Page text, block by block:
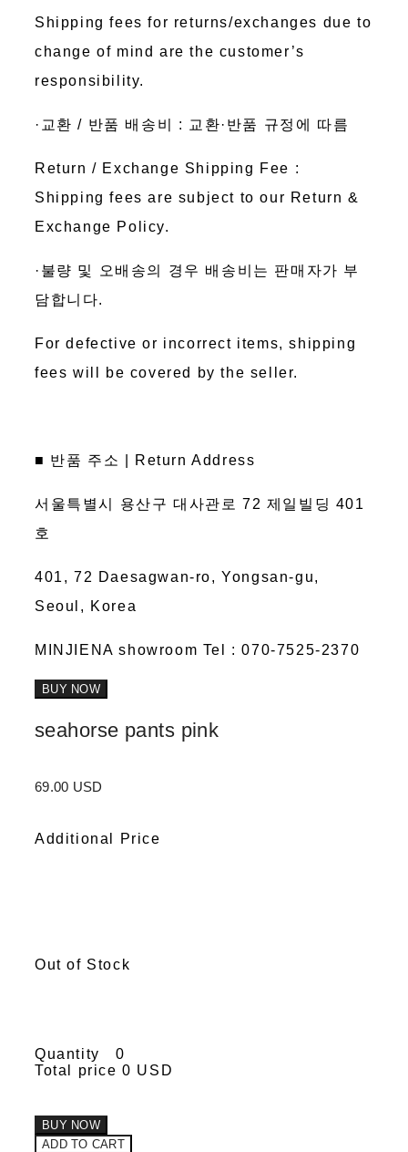
Shipping fees for returns/exchanges due to
change of mind are the customer’s
responsibility.
·교환 / 반품 배송비 : 교환·반품 규정에 따름
Return / Exchange Shipping Fee :
Shipping fees are subject to our Return &
Exchange Policy.
·불량 및 오배송의 경우 배송비는 판매자가 부
담합니다.
For defective or incorrect items, shipping
fees will be covered by the seller.
■ 반품 주소 | Return Address
서울특별시 용산구 대사관로 72 제일빌딩 401
호
401, 72 Daesagwan-ro, Yongsan-gu,
Seoul, Korea
MINJIENA showroom Tel : 070-7525-2370
BUY NOW
seahorse pants pink
69.00 USD
Additional Price
Out of Stock
Quantity
0
Total price 0 USD
BUY NOW
ADD TO CART